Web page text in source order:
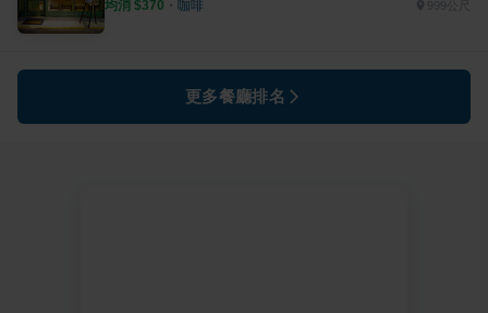
均消 $370 ・ 咖啡
更多餐廳排名